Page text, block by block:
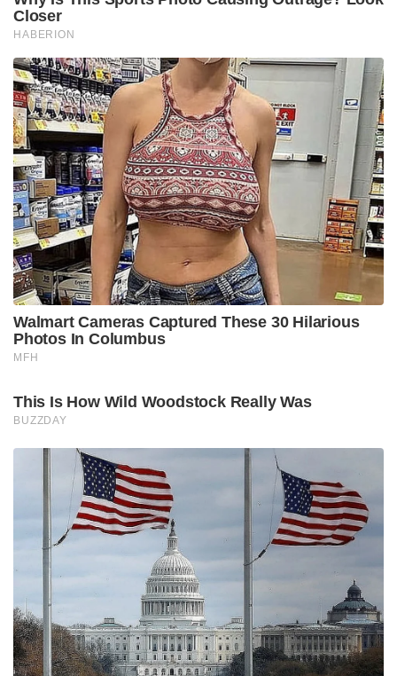
Closer
HABERION
Walmart Cameras Captured These 30 Hilarious
Photos In Columbus
MFH
This Is How Wild Woodstock Really Was
BUZZDAY